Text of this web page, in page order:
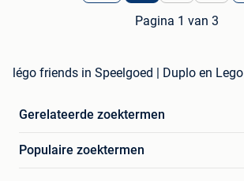
Pagina 1 van 3
légo friends in Speelgoed | Duplo en Lego
Gerelateerde zoektermen
Populaire zoektermen